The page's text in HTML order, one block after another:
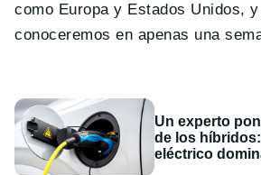
como Europa y Estados Unidos, y
conoceremos en apenas una
Un experto
de los
eléctrico